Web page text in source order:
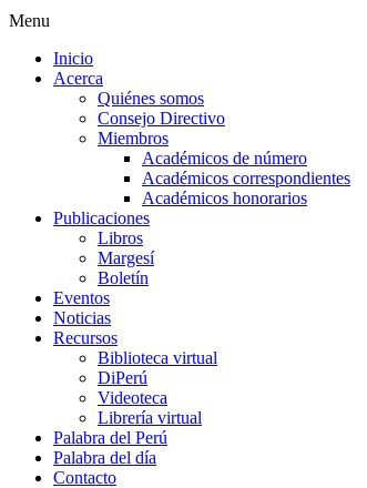
Menu
Inicio
Acerca
Quiénes somos
Consejo Directivo
Miembros
Académicos de número
Académicos correspondientes
Académicos honorarios
Publicaciones
Libros
Margesí
Boletín
Eventos
Noticias
Recursos
Biblioteca virtual
DiPerú
Videoteca
Librería virtual
Palabra del Perú
Palabra del día
Contacto